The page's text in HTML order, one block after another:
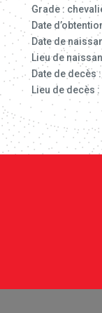
Grade :
Date
Date de
Lieu de
Date de decès
Lieu de decès :